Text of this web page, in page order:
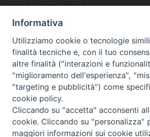
www.diocesimolfetta.it –
diocesimolfetta@pec.chiesacattolica.it
Ufficio Comunicazioni sociali
Piazza Giovene 4 – 70056 Molfetta (BA)
comunicazionisociali@diocesimolfetta.it
SEGUICI SU
Facebook
Instagram
X YouTube
Feed
Informativa
Utilizziamo cookie o tecnologie
finalità tecniche e, con il tuo
altre finalità ("interazioni e
"miglioramento dell'esperienza",
"targeting e pubblicità") come
cookie policy.
Cliccando su "accetta" acconsenti
cookie. Cliccando su "personalizza"
maggiori informazioni sui cookie